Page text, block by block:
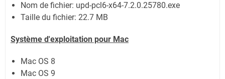
Nom de fichier: upd-pcl6-x64-7.2.0.25780.exe
Taille du fichier: 22.7 MB
Système d'exploitation pour Mac
Mac OS 8
Mac OS 9